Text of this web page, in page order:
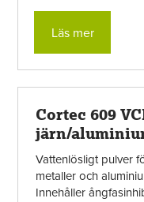
Läs mer
Cortec 609
järn/
Vattenlösligt pulver
metaller och
Innehåller